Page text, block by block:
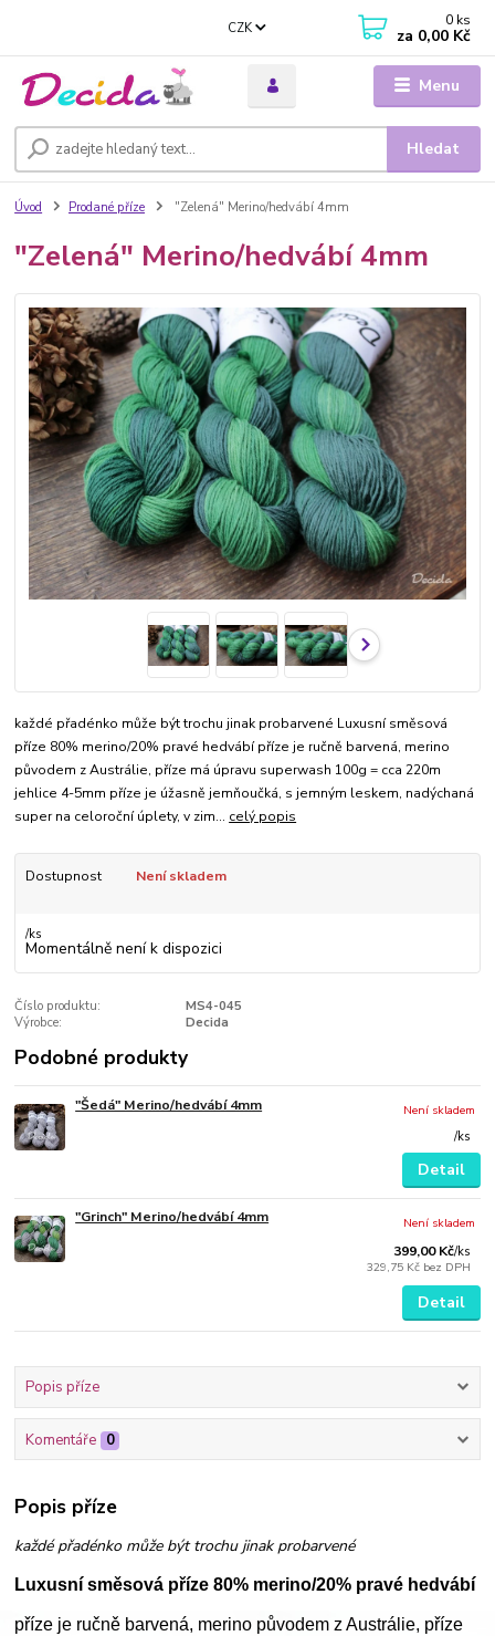
Menu
CZK
Hledat
0 ks
za 0,00 Kč
Úvod Prodané příze "Zelená" Merino/hedvábí 4mm
"Zelená" Merino/hedvábí 4mm
každé přadénko může být trochu jinak probarvené Luxusní směsová
příze 80% merino/20% pravé hedvábí příze je ručně barvená, merino
původem z Austrálie, příze má úpravu superwash 100g = cca 220m
jehlice 4-5mm příze je úžasně jemňoučká, s jemným leskem, nadýchaná
super na celoroční úplety, v zim... celý popis
Dostupnost Není skladem
/ks
Momentálně není k dispozici
Číslo produktu:
MS4-045
Výrobce:
Decida
Podobné produkty
"Šedá" Merino/hedvábí 4mm
/ks
Není skladem
Detail
"Grinch" Merino/hedvábí 4mm
399,00 Kč/ks
329,75 Kč bez DPH
Není skladem
Detail
Popis příze
Komentáře 0
Popis příze
každé přadénko může být trochu jinak probarvené
Luxusní směsová příze 80% merino/20% pravé hedvábí
příze je ručně barvená, merino původem z Austrálie, příze